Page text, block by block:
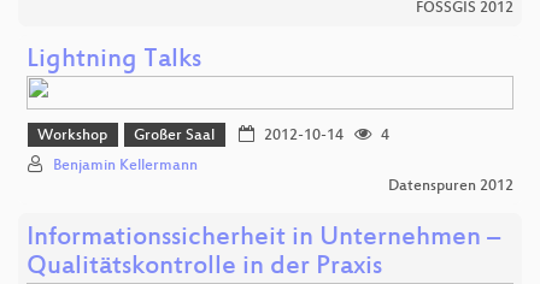
FOSSGIS 2012
Lightning Talks
Workshop Großer Saal 2012-10-14
4
Benjamin Kellermann
Datenspuren 2012
Informationssicherheit in Unternehmen –
Qualitätskontrolle in der Praxis